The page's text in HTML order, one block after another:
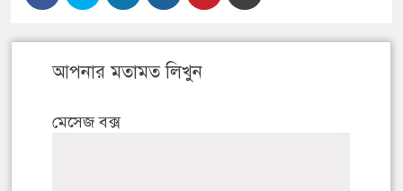
আপনার মতামত লিখুন
মেসেজ বক্স